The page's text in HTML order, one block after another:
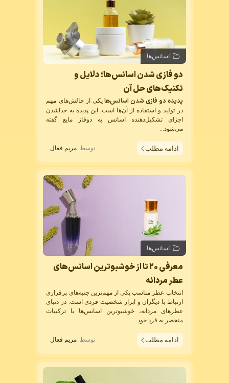
:اسانس‌ها
دو فازی شدن اسانس‌ها؛ دلایل و
تکنیک‌های حل آن
پدیده دو فازی شدن اسانس‌هایکی از چالش‌های مهم
در تولید و استفاده از آن‌ها است. این پدیده به جداشدن
اجزای تشکیل‌دهنده اسانس به دوفاز مایع گفته
می‌شود...
ادامه مطلب توسط: مریم فعال
:اسانس‌ها
معرفی ۲۰ تا از خوشبوترین اسانس‌های
عطر مردانه
انتخاب عطر مناسب یکی از مهم‌ترین جنبه‌های برقراری
ارتباط با دیگران و ابراز شخصیت فردی است. در دنیای
عطرهای مردانه، خوشبوترین اسانس‌ها با ترکیبات
منحصر به فرد خود...
ادامه مطلب توسط: مریم فعال